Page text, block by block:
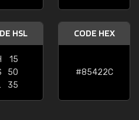
HSL
15
50
35
CODE HEX
#85422C